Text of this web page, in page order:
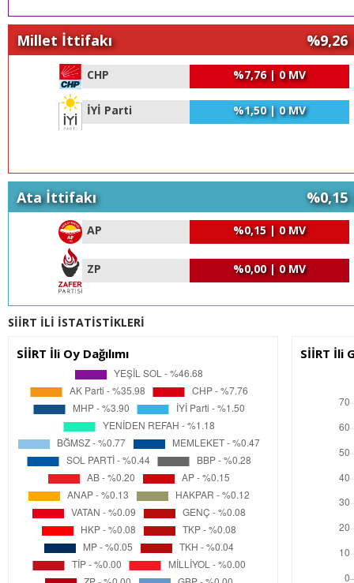
Millet İttifakı
CHP %7,76 | 0 MV
İYİ Parti %1,50 | 0 MV
Ata İttifakı
AP %0,15 | 0 MV
ZP %0,00 | 0 MV
SİİRT İLİ İSTATİSTİKLERİ
SİİRT İli Oy Dağılımı SİİRT İli